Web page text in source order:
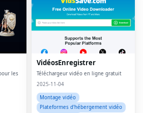
les
VidéosEnregistrer
Téléchargeur vidéo en ligne gratuit
2025-11-04
Montage vidéo
Plateformes d'hébergement vidéo